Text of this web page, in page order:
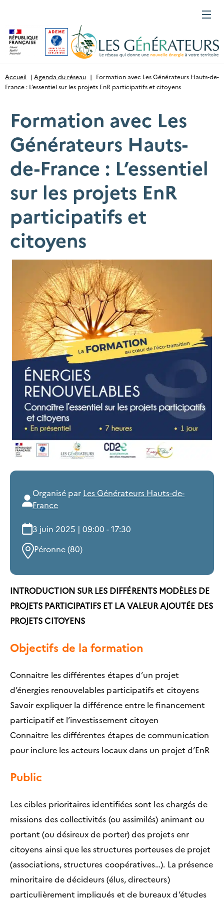
Menu
Accueil | Agenda du réseau | Formation avec Les Générateurs Hauts-de-
France : L’essentiel sur les projets EnR participatifs et citoyens
Formation avec Les
Générateurs Hauts-
de-France : L’essentiel
sur les projets EnR
participatifs et
citoyens
Organisé par Les Générateurs Hauts-de-
France
3 juin 2025 | 09:00 - 17:30
Péronne (80)
INTRODUCTION SUR LES DIFFÉRENTS MODÈLES DE
PROJETS PARTICIPATIFS ET LA VALEUR AJOUTÉE DES
PROJETS CITOYENS
Objectifs de la formation
Connaitre les différentes étapes d’un projet
d’énergies renouvelables participatifs et citoyens
Savoir expliquer la différence entre le financement
participatif et l’investissement citoyen
Connaitre les différentes étapes de communication
pour inclure les acteurs locaux dans un projet d’EnR
Public
Les cibles prioritaires identifiées sont les chargés de
missions des collectivités (ou assimilés) animant ou
portant (ou désireux de porter) des projets enr
citoyens ainsi que les structures porteuses de projet
(associations, structures coopératives…). La présence
minoritaire de décideurs (élus, directeurs)
particulièrement impliqués et de bureaux d’études